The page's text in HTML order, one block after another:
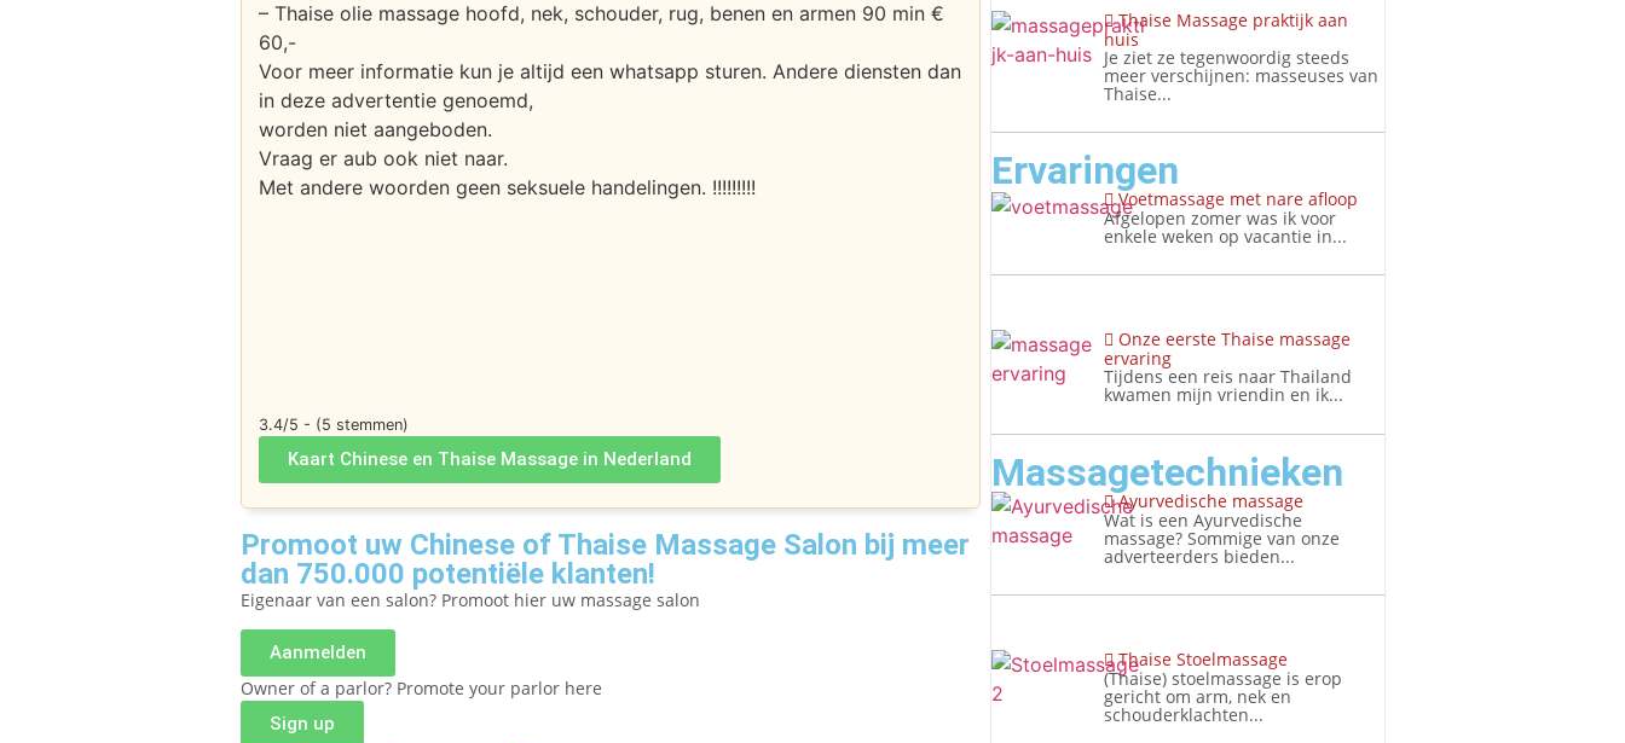
– Thaise olie massage hoofd, nek, schouder, rug, benen en armen 90 min €
60,-
Voor meer informatie kun je altijd een whatsapp sturen. Andere diensten dan
in deze advertentie genoemd,
worden niet aangeboden.
Vraag er aub ook niet naar.
Met andere woorden geen seksuele handelingen. !!!!!!!!!
3.4/5 - (5 stemmen)
Kaart Chinese en Thaise Massage in Nederland
Promoot uw Chinese of Thaise Massage Salon bij meer
dan 750.000 potentiële klanten!
Eigenaar van een salon? Promoot hier uw massage salon
Aanmelden
Owner of a parlor? Promote your parlor here
Sign up
Thaise Massage praktijk aan
huis
Je ziet ze tegenwoordig steeds
meer verschijnen: masseuses van
Thaise...
Ervaringen
Voetmassage met nare afloop
Afgelopen zomer was ik voor
enkele weken op vacantie in...
Onze eerste Thaise massage
ervaring
Tijdens een reis naar Thailand
kwamen mijn vriendin en ik...
Massagetechnieken
Ayurvedische massage
Wat is een Ayurvedische
massage? Sommige van onze
adverteerders bieden...
Thaise Stoelmassage
(Thaise) stoelmassage is erop
gericht om arm, nek en
schouderklachten...